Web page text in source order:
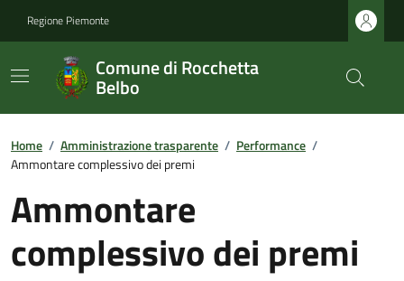
Regione Piemonte
Comune di Rocchetta
Belbo
Home / Amministrazione trasparente / Performance /
Ammontare complessivo dei premi
Ammontare
complessivo dei premi